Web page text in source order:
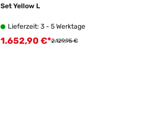
Set Yellow L
Lieferzeit: 3 - 5 Werktage
Verkaufspreis:
1.652,90 €*Regulärer Preis:
2.129,95 €